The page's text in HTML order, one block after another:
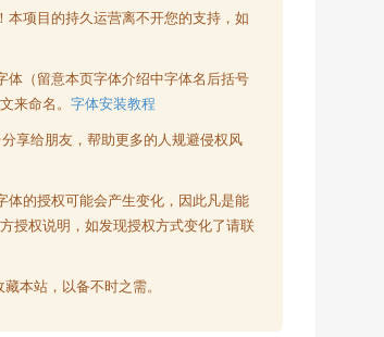
本项目的持久运营离不开您的支持，如
体（留意本页字体介绍中字体名后括号
来命名。 字体安装教程
享给朋友，帮助更多的人规避侵权风
体的授权可能会产生变化，因此凡是能
授权说明，如发现授权方式变化了请联
藏本站，以备不时之需。